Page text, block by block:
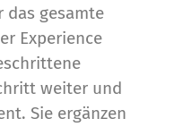
das gesamte
Experience
weiter und
Sie ergänzen